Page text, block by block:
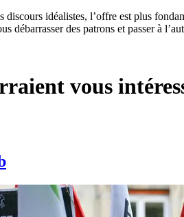
discours idéalistes, l’offre est plus
débarrasser des patrons et passer à
vous